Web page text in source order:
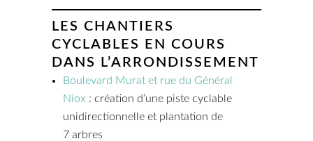
LES CHANTIERS
CYCLABLES EN COURS
DANS L’ARRONDISSEMENT
Boulevard Murat et rue du Général
Niox : création d’une piste cyclable
unidirectionnelle et plantation de
7 arbres